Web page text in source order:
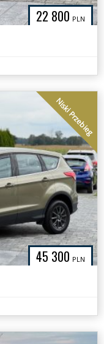
22 800 PLN
45 300 PLN
Niski Przebieg